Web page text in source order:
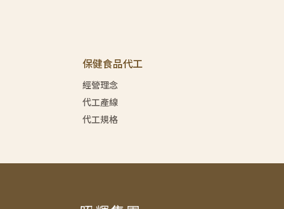
保健食品代工
經營理念
代工產線
代工規格